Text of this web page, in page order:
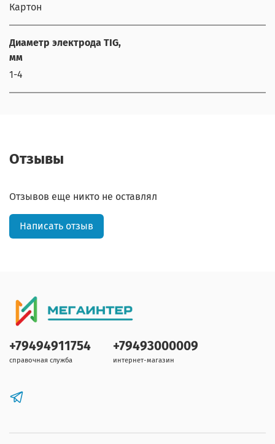
Картон
Диаметр электрода TIG,
мм
1-4
Отзывы
Отзывов еще никто не оставлял
Написать отзыв
+79494911754
справочная служба
+79493000009
интернет-магазин